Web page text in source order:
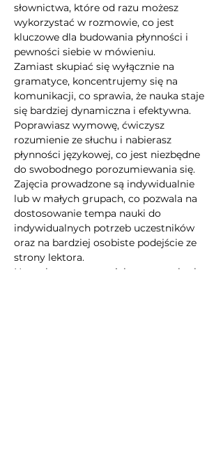
słownictwa, które od razu możesz
wykorzystać w rozmowie, co jest
kluczowe dla budowania płynności i
pewności siebie w mówieniu.
Zamiast skupiać się wyłącznie na
gramatyce, koncentrujemy się na
komunikacji, co sprawia, że nauka staje
się bardziej dynamiczna i efektywna.
Poprawiasz wymowę, ćwiczysz
rozumienie ze słuchu i nabierasz
płynności językowej, co jest niezbędne
do swobodnego porozumiewania się.
Zajęcia prowadzone są indywidualnie
lub w małych grupach, co pozwala na
dostosowanie tempa nauki do
indywidualnych potrzeb uczestników
oraz na bardziej osobiste podejście ze
strony lektora.
Nasze kursy są zaprojektowane tak, aby